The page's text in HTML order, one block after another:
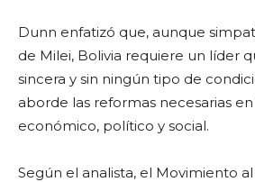
Dunn enfatizó que, aunque
de Milei, Bolivia requiere un líder
sincera y sin ningún tipo de
aborde las reformas necesarias
económico, político y social.
Según el analista, el Movimiento al